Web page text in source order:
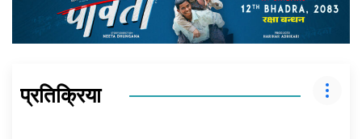
प्रतिक्रिया